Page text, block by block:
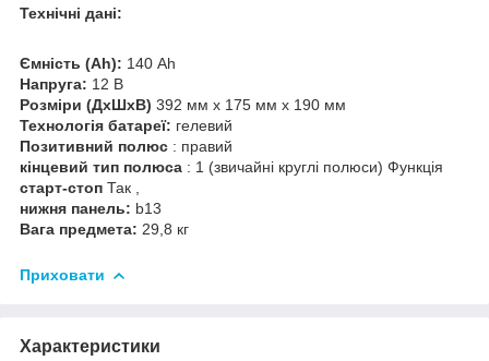
Технічні дані:
Ємність (Ah): 140 Ah
Напруга: 12 В
Розміри (ДxШxВ) 392 мм x 175 мм x 190 мм
Технологія батареї: гелевий
Позитивний полюс : правий
кінцевий тип полюса : 1 (звичайні круглі полюси) Функція
старт-стоп Так ,
нижня панель: b13
Вага предмета: 29,8 кг
Приховати
Характеристики